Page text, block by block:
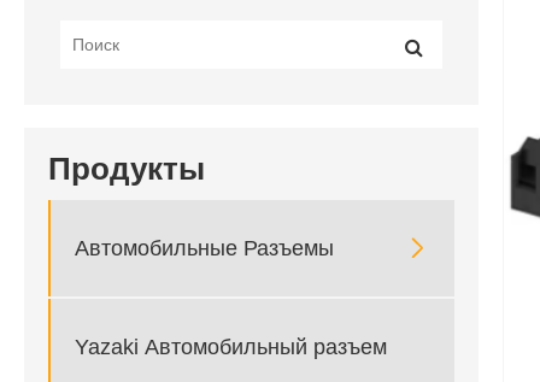
Продукты
Автомобильные Разъемы 
Yazaki Автомобильный разъем